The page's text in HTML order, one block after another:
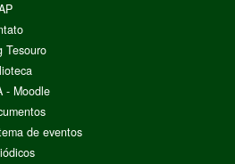
Tesouro
- Moodle
de eventos